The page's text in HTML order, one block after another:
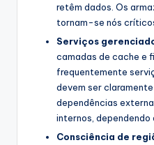
retêm dados. Os
tornam-se nós
Serviços
camadas de cache e
frequentemente
devem ser
dependências
internos, dependendo
Consciência de